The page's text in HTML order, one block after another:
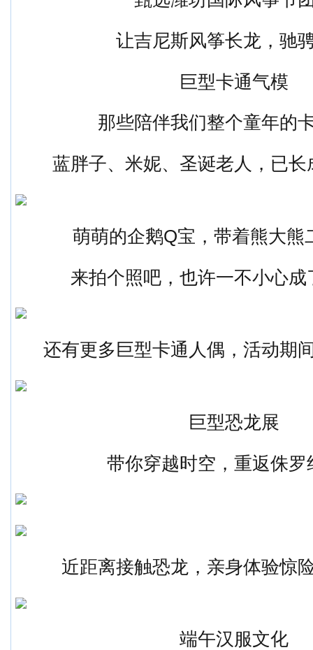
让吉尼斯风筝长龙，驰
巨型卡通气模
那些陪伴我们整个童年的
蓝胖子、米妮、圣诞老人，已长
萌萌的企鹅Q宝，带着熊大熊
来拍个照吧，也许一不小心成
还有更多巨型卡通人偶，活动期
巨型恐龙展
带你穿越时空，重返侏罗
近距离接触恐龙，亲身体验惊
端午汉服文化